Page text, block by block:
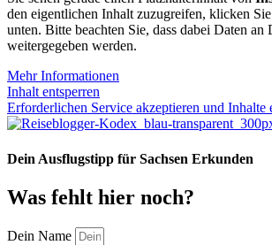
den eigentlichen Inhalt zuzugreifen, klicken
unten. Bitte beachten Sie, dass dabei Daten an
weitergegeben werden.
Mehr Informationen
Inhalt entsperren
Erforderlichen Service akzeptieren und Inhalte
Dein Ausflugstipp für Sachsen Erkunden
Was fehlt hier noch?
Dein Name